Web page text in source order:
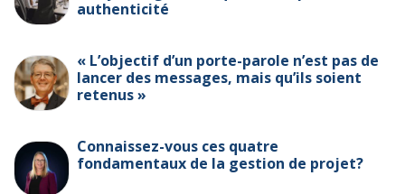
authenticité
« L’objectif d’un porte-parole n’est pas de
lancer des messages, mais qu’ils soient
retenus »
Connaissez-vous ces quatre
fondamentaux de la gestion de projet?